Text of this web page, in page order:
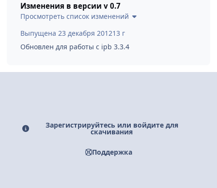
Изменения в версии v 0.7
Просмотреть список изменений
Выпущена 23 декабря 201213 г
Обновлен для работы с ipb 3.3.4
Зарегистрируйтесь или войдите для
скачивания
Поддержка